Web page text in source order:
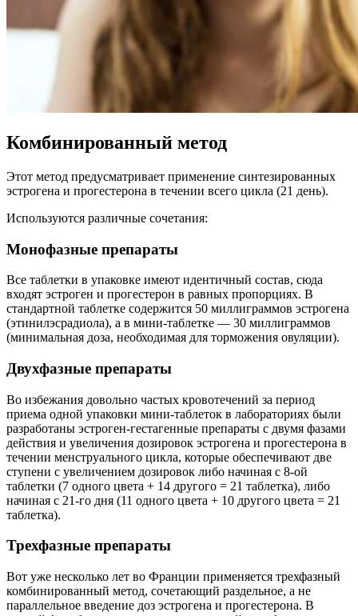
Комбинированный метод
Этот метод предусматривает применение синтезированных
эстрогена и прогестерона в течении всего цикла (21 день).
Используются различные сочетания:
Монофазные препараты
Все таблетки в упаковке имеют идентичный состав, сюда
входят эстроген и прогестерон в равных пропорциях. В
стандартной таблетке содержится 50 миллиграммов эстрогена
(этинилэсрадиола), а в мини-таблетке — 30 миллиграммов
(минимальная доза, необходимая для торможения овуляции).
Двухфазные препараты
Во избежания довольно частых кровотечений за период
приема одной упаковки мини-таблеток в лабораториях были
разработаны эстроген-гестагенные препараты с двумя фазами
действия и увеличения дозировок эстрогена и прогестерона в
течении менструального цикла, которые обеспечивают две
ступени с увеличением дозировок либо начиная с 8-ой
таблетки (7 одного цвета + 14 другого = 21 таблетка), либо
начиная с 21-го дня (11 одного цвета + 10 другого цвета = 21
таблетка).
Трехфазные препараты
Вот уже несколько лет во Франции применяется трехфазный
комбинированный метод, сочетающий раздельное, а не
параллельное введение доз эстрогена и прогестерона. В